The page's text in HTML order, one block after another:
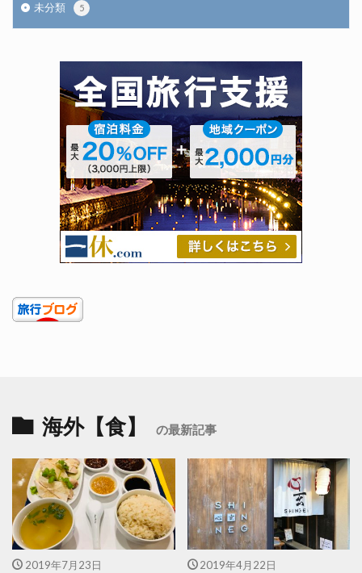
未分類 5
海外【食】 の最新記事
2019年7月23日 2019年4月22日